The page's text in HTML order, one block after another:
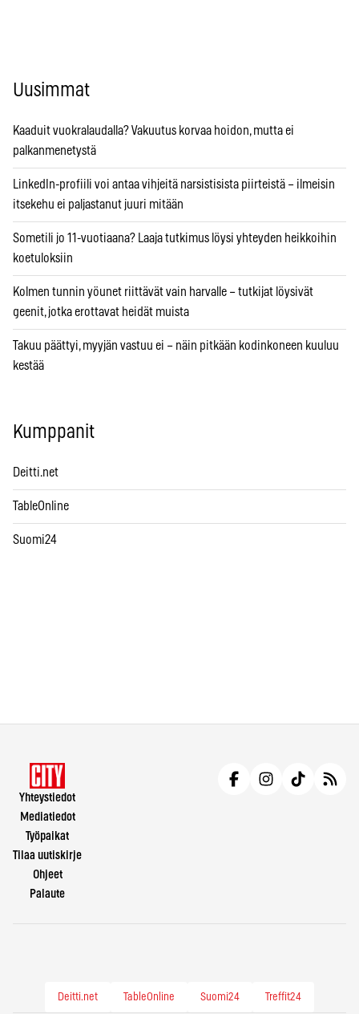
Uusimmat
Kaaduit vuokralaudalla? Vakuutus korvaa hoidon, mutta ei
palkanmenetystä
LinkedIn-profiili voi antaa vihjeitä narsistisista piirteistä – ilmeisin
itsekehu ei paljastanut juuri mitään
Sometili jo 11-vuotiaana? Laaja tutkimus löysi yhteyden heikkoihin
koetuloksiin
Kolmen tunnin yöunet riittävät vain harvalle – tutkijat löysivät
geenit, jotka erottavat heidät muista
Takuu päättyi, myyjän vastuu ei – näin pitkään kodinkoneen kuuluu
kestää
Kumppanit
Deitti.net
TableOnline
Suomi24
Yhteystiedot
Mediatiedot
Työpaikat
Tilaa uutiskirje
Ohjeet
Palaute
Deitti.net TableOnline Suomi24 Treffit24